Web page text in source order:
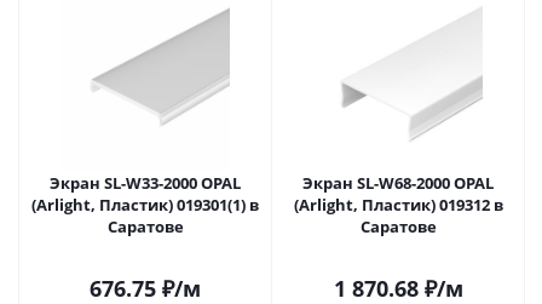
Экран SL-W33-2000 OPAL
(Arlight, Пластик) 019301(1) в
Саратове
676.75 ₽/м
Экран SL-W68-2000 OPAL
(Arlight, Пластик) 019312 в
Саратове
1 870.68₽/м